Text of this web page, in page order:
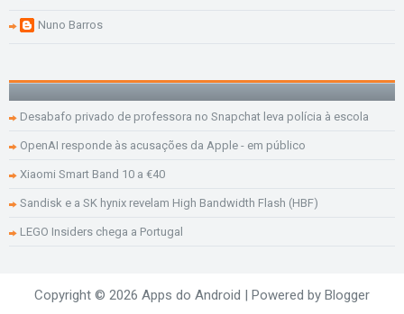
Nuno Barros
Desabafo privado de professora no Snapchat leva polícia à escola
OpenAI responde às acusações da Apple - em público
Xiaomi Smart Band 10 a €40
Sandisk e a SK hynix revelam High Bandwidth Flash (HBF)
LEGO Insiders chega a Portugal
Copyright © 2026 Apps do Android | Powered by Blogger